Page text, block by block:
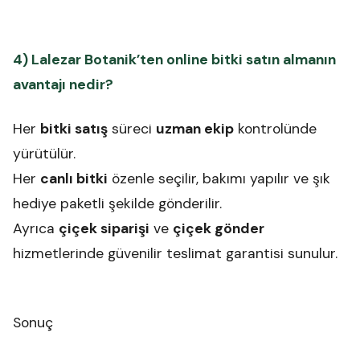
4) Lalezar Botanik’ten online bitki satın almanın
avantajı nedir?
Her bitki satış süreci uzman ekip kontrolünde
yürütülür.
Her canlı bitki özenle seçilir, bakımı yapılır ve şık
hediye paketli şekilde gönderilir.
Ayrıca çiçek siparişi ve çiçek gönder
hizmetlerinde güvenilir teslimat garantisi sunulur.
Sonuç